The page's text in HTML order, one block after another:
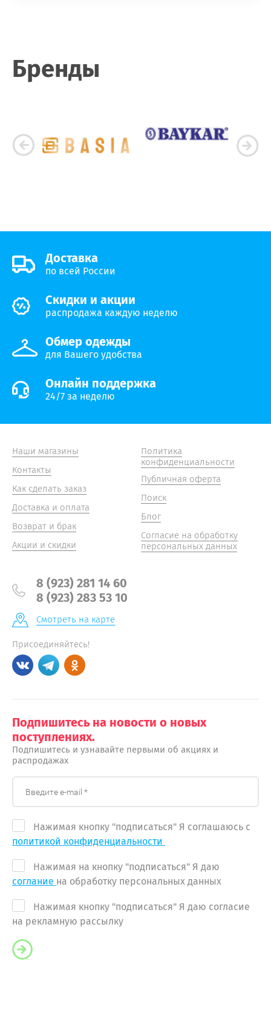
Бренды
Доставка
по всей России
Скидки и акции
распродажа каждую неделю
Обмер одежды
для Вашего удобства
Онлайн поддержка
24/7 за неделю
Наши магазины
Контакты
Как сделать заказ
Доставка и оплата
Возврат и брак
Акции и скидки
Политика
конфиденциальности
Публичная оферта
Поиск
Блог
Согласие на обработку
персональных данных
8 (923) 281 14 60
8 (923) 283 53 10
Смотреть на карте
Присоединяйтесь!
Подпишитесь на новости о новых
поступлениях.
Подпишитесь и узнавайте первыми об акциях и
распродажах
Нажимая кнопку "подписаться" Я соглашаюсь с
политикой конфиденциальности
Нажимая на кнопку "подписаться" Я даю
соглание на обработку персональных данных
Нажимая кнопку "подписаться" Я даю согласие
на рекламную рассылку